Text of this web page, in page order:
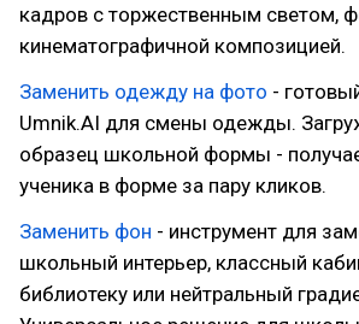
кадров с торжественным светом,
кинематографичной композицией.
Заменить одежду на фото -
Umnik.AI для смены одежды.
образец школьной формы -
ученика в форме за пару кликов.
Заменить фон - инструмент для
школьный интерьер, классный
библиотеку или нейтральный